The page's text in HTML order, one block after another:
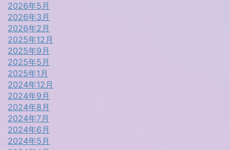
2026年5月
2026年3月
2026年2月
2025年12月
2025年9月
2025年5月
2025年1月
2024年12月
2024年9月
2024年8月
2024年7月
2024年6月
2024年5月